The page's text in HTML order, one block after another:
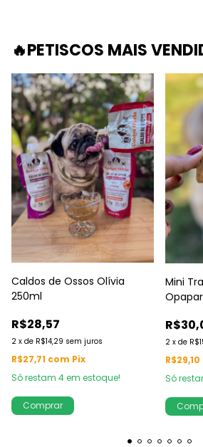
🔥PETISCOS MAIS
Caldos de Ossos Olívia
250ml
R$28,57
2 x de R$14,29 sem juros
R$27,71 com Pix
Só restam 4em estoque!
Comprar
Mini
2 x de
R$29,10
Só